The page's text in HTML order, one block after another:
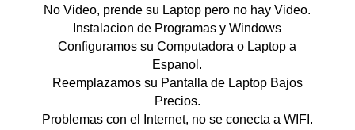
No Video, prende su Laptop pero no hay Video.
Instalacion de Programas y Windows
Configuramos su Computadora o Laptop a
Espanol.
Reemplazamos su Pantalla de Laptop Bajos
Precios.
Problemas con el Internet, no se conecta a WIFI.